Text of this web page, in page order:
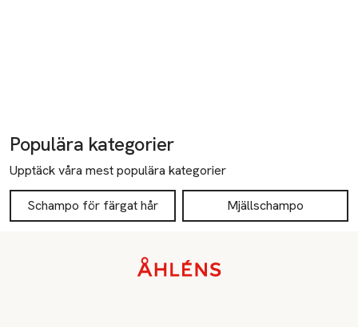
Populära kategorier
Upptäck våra mest populära kategorier
Schampo för färgat hår Mjällschampo